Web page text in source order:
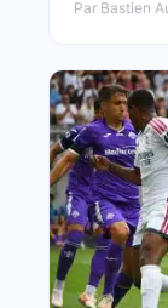
Par Bastien